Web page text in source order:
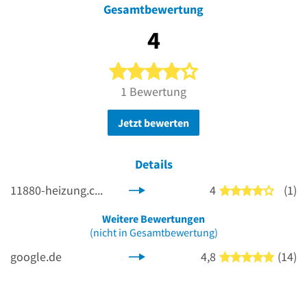
Gesamtbewertung
4
4 von 5 Sternen
1 Bewertung
Jetzt bewerten
Details
11880-heizung.com
4 4 von
(1)
Weitere Bewertungen
(nicht in Gesamtbewertung)
google.de 4,8 5 von
(14)